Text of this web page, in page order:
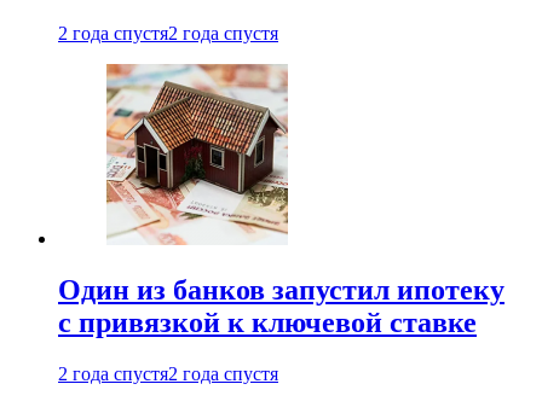
2 года спустя2 года спустя
Один из банков запустил ипотеку
с привязкой к ключевой ставке
2 года спустя2 года спустя